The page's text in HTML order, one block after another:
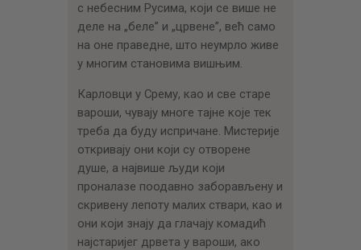
с небесним Русима, који се више не
деле на „беле” и „црвене”, већ само
на оне праведне, што неумрло живе
у многим становима вишњим.
Карловци у Срему, као и све старе
вароши, чувају многе тајне које тек
треба да буду испричане. Мистерије
откривају они који су отворене
душе, а највише људи који
проналазе поодавно заборављену и
скривену лепоту малих ствари, као и
они који знају да глачају комадић
најстаријег дрвета у вароши, ако